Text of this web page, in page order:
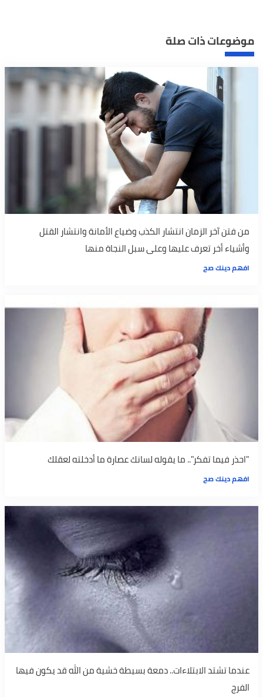
موضوعات ذات صلة
من فتن آخر الزمان انتشار الكذب وضياع الأمانة وانتشار القتل
وأشياء أخر تعرف عليها وعلى سبل النجاة منها
افهم دينك صح
"احذر فيما تفكر".. ما يقوله لسانك عصارة ما أدخلته لعقلك
افهم دينك صح
عندما تشتد الابتلاءات.. دمعة بسيطة خشية من الله قد يكون فيها
الفرج